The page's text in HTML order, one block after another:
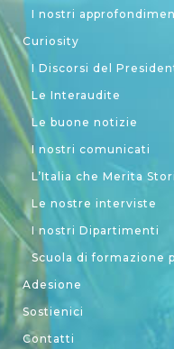
I nostri
Curiosity
I Discorsi del
Le Interaudite
Le buone notizie
I nostri comunicati
L’Italia che Merita
Le nostre interviste
I nostri Dipartimenti
Scuola di formazione
Adesione
Sostienici
Contatti